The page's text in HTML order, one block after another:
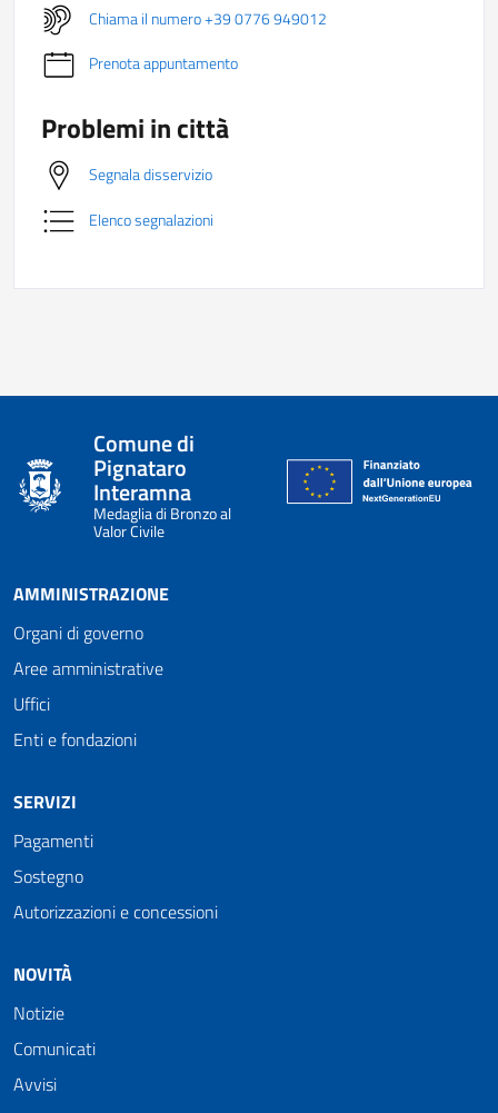
Chiama il numero +39 0776 949012
Prenota appuntamento
Problemi in città
Segnala disservizio
Elenco segnalazioni
Comune di
Pignataro
Interamna
Medaglia di Bronzo al
Valor Civile
AMMINISTRAZIONE
Organi di governo
Aree amministrative
Uffici
Enti e fondazioni
SERVIZI
Pagamenti
Sostegno
Autorizzazioni e concessioni
NOVITÀ
Notizie
Comunicati
Avvisi